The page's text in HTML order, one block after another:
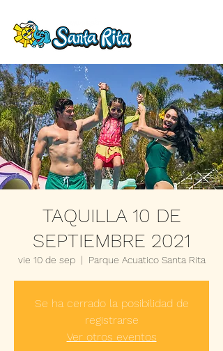
TAQUILLA 10 DE
SEPTIEMBRE 2021
vie 10 de sep
  |
Parque Acuatico Santa Rita
Se ha cerrado la posibilidad de
registrarse
Ver otros eventos